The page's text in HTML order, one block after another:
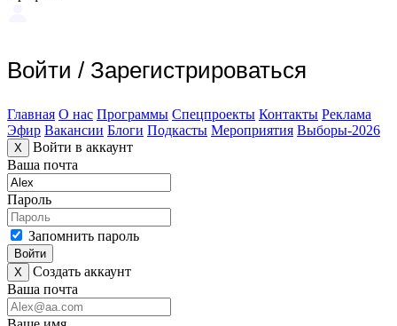
Войти / Зарегистрироваться
Главная О нас Программы Спецпроекты Контакты Реклама
Эфир Вакансии Блоги Подкасты Мероприятия Выборы-2026
X
Войти в аккаунт
Ваша почта
Пароль
Запомнить пароль
Войти
X
Создать аккаунт
Ваша почта